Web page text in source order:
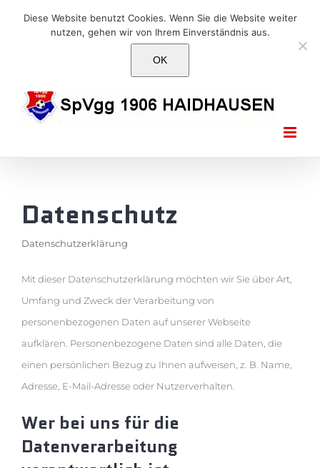
E-Mail: info@1906haidhausen.de
FacebookInstagram
E-
Datenschutz
Datenschutzerklärung
Mit dieser Datenschutzerklärung möchten wir Sie über Art,
Umfang und Zweck der Verarbeitung von
personenbezogenen Daten auf unserer Webseite
aufklären. Personenbezogene Daten sind alle Daten, die
einen persönlichen Bezug zu Ihnen aufweisen, z. B. Name,
Adresse, E-Mail-Adresse oder Nutzerverhalten.
Wer bei uns für die
Datenverarbeitung
Diese Website benutzt Cookies. Wenn Sie die Website weiter
nutzen, gehen wir von Ihrem Einverständnis aus.
OK